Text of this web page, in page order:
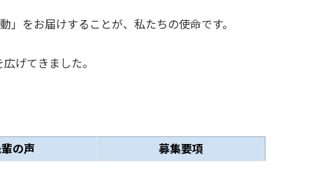
をお届けすることが、私たちの使命です。
げてきました。
の声 募集要項